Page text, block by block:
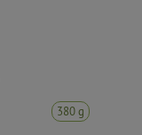
380 g